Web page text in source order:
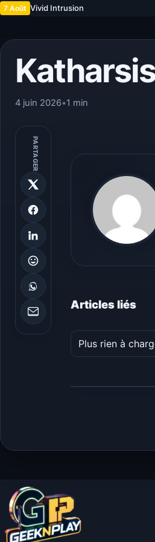
7 Août Vivid Intrusion
Katharsis
4 juin 2026•1 min
PARTAGER
Articles liés
Plus rien à